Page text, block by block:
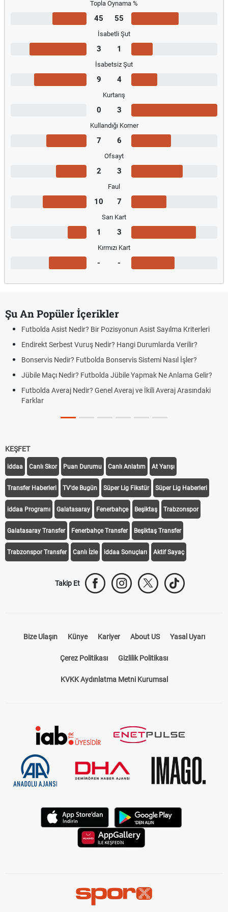
Topla Oynama %
45 55
İsabetli Şut
3 1
İsabetsiz Şut
9 4
Kurtarış
0 3
Kullandığı Korner
7 6
Ofsayt
2 3
Faul
10 7
Sarı Kart
1 3
Kırmızı Kart
- -
Şu An Popüler İçerikler
Futbolda Asist Nedir? Bir Pozisyonun Asist Sayılma Kriterleri
Endirekt Serbest Vuruş Nedir? Hangi Durumlarda Verilir?
Bonservis Nedir? Futbolda Bonservis Sistemi Nasıl İşler?
Jübile Maçı Nedir? Futbolda Jübile Yapmak Ne Anlama Gelir?
Futbolda Averaj Nedir? Genel Averaj ve İkili Averaj Arasındaki
Farklar
KEŞFET
iddaa Canlı Skor Puan Durumu Canlı Anlatım At Yarışı
Transfer Haberleri TV'de Bugün Süper Lig Fikstür Süper Lig Haberleri
iddaa Programı Galatasaray Fenerbahçe Beşiktaş Trabzonspor
Galatasaray Transfer Fenerbahçe Transfer Beşiktaş Transfer
Trabzonspor Transfer Canlı İzle iddaa Sonuçları Aktif Sayaç
Takip Et
Bize Ulaşın Künye Kariyer About US Yasal Uyarı
Çerez Politikası Gizlilik Politikası
KVKK Aydınlatma Metni Kurumsal